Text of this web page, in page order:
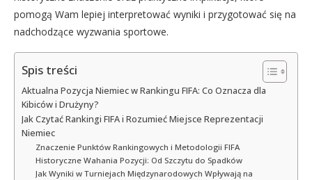
pomogą Wam lepiej interpretować wyniki i przygotować się na
nadchodzące wyzwania sportowe.
Spis treści
Aktualna Pozycja Niemiec w Rankingu FIFA: Co Oznacza dla
Kibiców i Drużyny?
Jak Czytać Rankingi FIFA i Rozumieć Miejsce Reprezentacji
Niemiec
Znaczenie Punktów Rankingowych i Metodologii FIFA
Historyczne Wahania Pozycji: Od Szczytu do Spadków
Jak Wyniki w Turniejach Międzynarodowych Wpływają na